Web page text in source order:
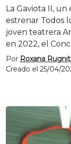
La Gaviota II, un
estrenar Todos
joven teatrera
en 2022, el
Por Roxana
Creado el 25/04/